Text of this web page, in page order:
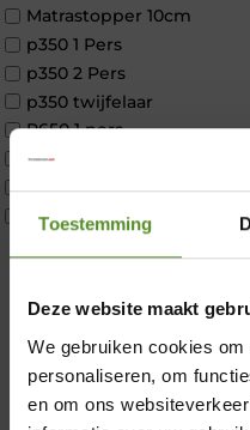
Toestemming
Deze website maakt
We gebruiken cookies
personaliseren, om
en om ons
Matrastopper 10cm
p350 1 Pers
p350 2 Pers
p350 twijfelaar
P650 1 pers
P650 25cm
P650 Twijfelaar
Toppers
2 personen
Twijfelaar
Materiaal
Koudschuim